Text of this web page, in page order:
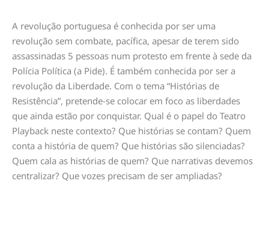
A revolução portuguesa é conhecida por ser uma
revolução sem combate, pacífica, apesar de terem sido
assassinadas 5 pessoas num protesto em frente à sede da
Polícia Política (a Pide). É também conhecida por ser a
revolução da Liberdade. Com o tema “Histórias de
Resistência”, pretende-se colocar em foco as liberdades
que ainda estão por conquistar. Qual é o papel do Teatro
Playback neste contexto? Que histórias se contam? Quem
conta a história de quem? Que histórias são silenciadas?
Quem cala as histórias de quem? Que narrativas devemos
centralizar? Que vozes precisam de ser ampliadas?